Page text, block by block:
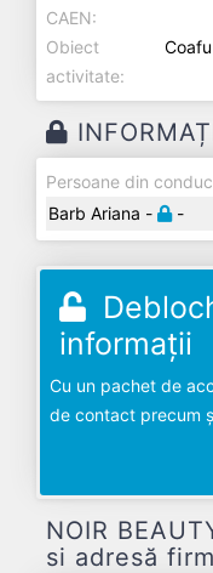
CAEN:
Obiect
activitate:
Persoane din
Barb Ariana -
-
informații
Cu un pachet de
de contact precum
NOIR
si adresă